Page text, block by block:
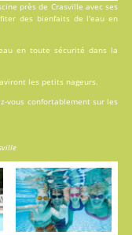
près de Crasville avec ses
des bienfaits de l'eau en
en toute sécurité dans la
les petits nageurs.
vous confortablement sur les